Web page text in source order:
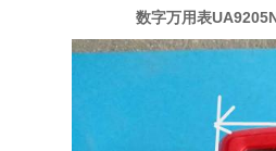
数字万用表